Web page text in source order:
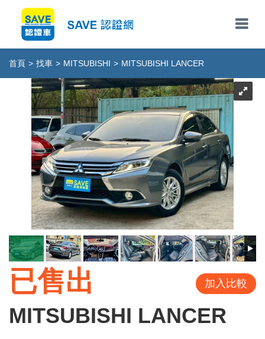
首頁 > 找車 > MITSUBISHI > MITSUBISHI LANCER
已售出 加入比較
MITSUBISHI LANCER